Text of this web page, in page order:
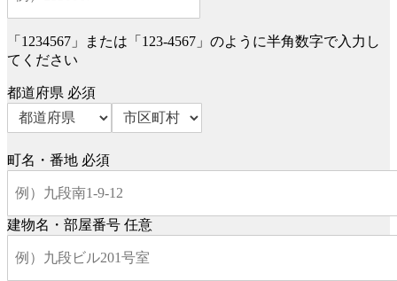
「1234567」または「123-4567」のように半角数字で入力し
てください
都道府県 必須
町名・番地 必須
建物名・部屋番号 任意